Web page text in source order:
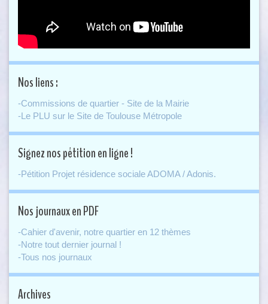
Nos liens :
-Commissions de quartier - Site de la Mairie
-Le PLU sur le Site de Toulouse Métropole
Signez nos pétition en ligne !
-Pétition Projet résidence sociale ADOMA / Adonis.
Nos journaux en PDF
-Cahier d'avenir, notre quartier en 12 thèmes
-Notre tout dernier journal !
-Tous nos journaux
Archives